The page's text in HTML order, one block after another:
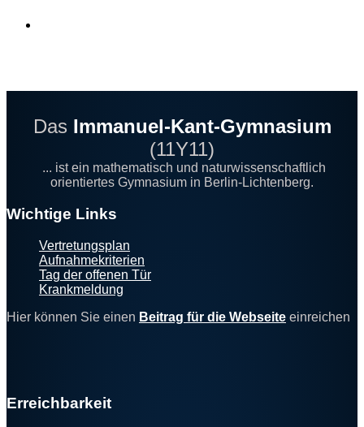
Das Immanuel-Kant-Gymnasium
(11Y11)
... ist ein mathematisch und naturwissenschaftlich
orientiertes Gymnasium in Berlin-Lichtenberg.
Footer
Wichtige Links
Vertretungsplan
Aufnahmekriterien
Tag der offenen Tür
Krankmeldung
Hier können Sie einen Beitrag für die Webseite einreichen
Erreichbarkeit